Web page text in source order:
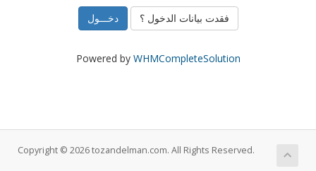
فقدت بيانات الدخول ؟
Powered by WHMCompleteSolution
Copyright © 2026 tozandelman.com. All Rights Reserved.